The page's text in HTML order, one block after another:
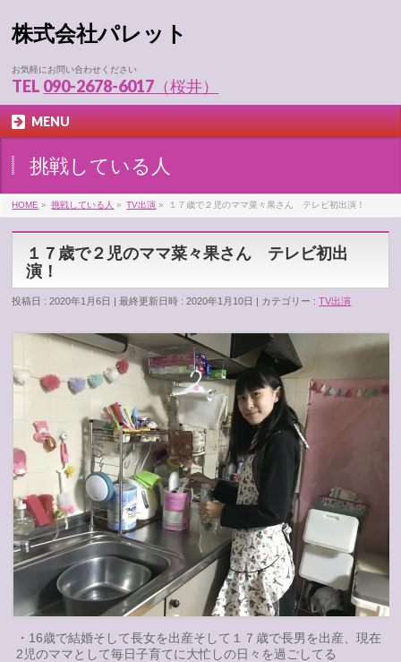
株式会社パレット
お気軽にお問い合わせください
TEL 090-2678-6017（桜井）
MENU
挑戦している人
HOME » 挑戦している人 » TV出演 » １７歳で２児のママ菜々果さん テレビ初出演！
１７歳で２児のママ菜々果さん テレビ初出
演！
投稿日 : 2020年1月6日 最終更新日時 : 2020年1月10日 カテゴリー :TV出演
・16歳で結婚そして長女を出産そして１７歳で長男を出産、現在
2児のママとして毎日子育てに大忙しの日々を過ごしてる